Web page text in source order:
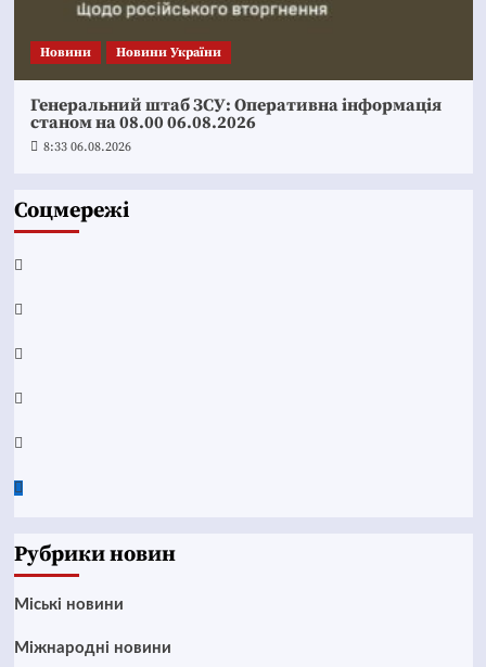
Новини Новини України
Генеральний штаб ЗСУ: Оперативна інформація
станом на 08.00 06.08.2026
8:33 06.08.2026
Соцмережі
Facebook
YouTube
Telegram
Instagram
Twitter
Рубрики новин
Mіські новини
Міжнародні новини